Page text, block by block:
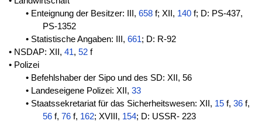
• Enteignung der Besitzer: III, 658f; XII, 140f; D: PS-437,
PS-1352
• Statistische Angaben: III, 661; D: R-92
• NSDAP: XII, 41, 52f
• Polizei
• Befehlshaber der Sipo und des SD: XII, 56
• Landeseigene Polizei: XII, 33
• Staatssekretariat für das Sicherheitswesen: XII, 15f, 36f,
56 f,76 f, 162; XVIII, 154; D: USSR- 223